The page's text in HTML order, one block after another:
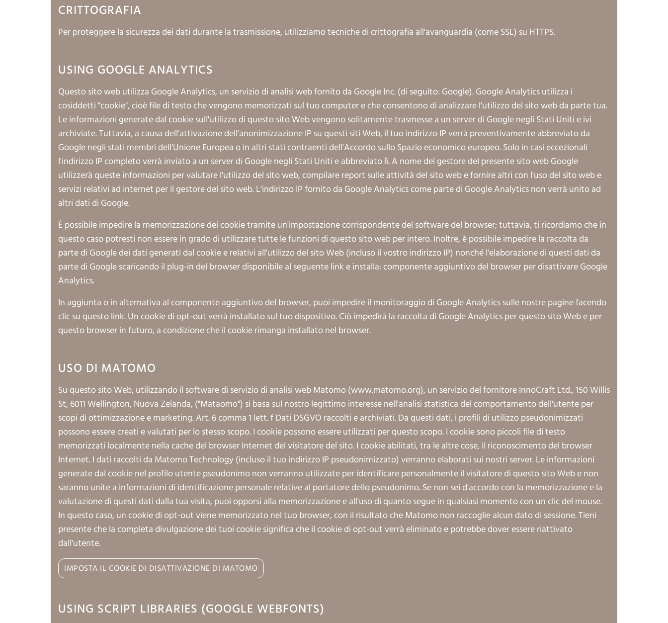
CRITTOGRAFIA
Per proteggere la sicurezza dei dati durante la trasmissione, utilizziamo tecniche di crittografia all'avanguardia (come SSL) su HTTPS.
USING GOOGLE ANALYTICS
Questo sito web utilizza Google Analytics, un servizio di analisi web fornito da Google Inc. (di seguito: Google). Google Analytics utilizza i
cosiddetti "cookie", cioè file di testo che vengono memorizzati sul tuo computer e che consentono di analizzare l'utilizzo del sito web da parte tua.
Le informazioni generate dal cookie sull'utilizzo di questo sito Web vengono solitamente trasmesse a un server di Google negli Stati Uniti e ivi
archiviate. Tuttavia, a causa dell'attivazione dell'anonimizzazione IP su questi siti Web, il tuo indirizzo IP verrà preventivamente abbreviato da
Google negli stati membri dell'Unione Europea o in altri stati contraenti dell'Accordo sullo Spazio economico europeo. Solo in casi eccezionali
l'indirizzo IP completo verrà inviato a un server di Google negli Stati Uniti e abbreviato lì. A nome del gestore del presente sito web Google
utilizzerà queste informazioni per valutare l'utilizzo del sito web, compilare report sulle attività del sito web e fornire altri con l'uso del sito web e
servizi relativi ad internet per il gestore del sito web. L'indirizzo IP fornito da Google Analytics come parte di Google Analytics non verrà unito ad
altri dati di Google.
È possibile impedire la memorizzazione dei cookie tramite un'impostazione corrispondente del software del browser; tuttavia, ti ricordiamo che in
questo caso potresti non essere in grado di utilizzare tutte le funzioni di questo sito web per intero. Inoltre, è possibile impedire la raccolta da
parte di Google dei dati generati dal cookie e relativi all'utilizzo del sito Web (incluso il vostro indirizzo IP) nonché l'elaborazione di questi dati da
parte di Google scaricando il plug-in del browser disponibile al seguente link e installa: componente aggiuntivo del browser per disattivare Google
Analytics.
In aggiunta o in alternativa al componente aggiuntivo del browser, puoi impedire il monitoraggio di Google Analytics sulle nostre pagine facendo
clic su questo link. Un cookie di opt-out verrà installato sul tuo dispositivo. Ciò impedirà la raccolta di Google Analytics per questo sito Web e per
questo browser in futuro, a condizione che il cookie rimanga installato nel browser.
USO DI MATOMO
Su questo sito Web, utilizzando il software di servizio di analisi web Matomo (www.matomo.org), un servizio del fornitore InnoCraft Ltd., 150 Willis
St, 6011 Wellington, Nuova Zelanda, ("Mataomo") si basa sul nostro legittimo interesse nell'analisi statistica del comportamento dell'utente per
scopi di ottimizzazione e marketing. Art. 6 comma 1 lett. f Dati DSGVO raccolti e archiviati. Da questi dati, i profili di utilizzo pseudonimizzati
possono essere creati e valutati per lo stesso scopo. I cookie possono essere utilizzati per questo scopo. I cookie sono piccoli file di testo
memorizzati localmente nella cache del browser Internet del visitatore del sito. I cookie abilitati, tra le altre cose, il riconoscimento del browser
Internet. I dati raccolti da Matomo Technology (incluso il tuo indirizzo IP pseudonimizzato) verranno elaborati sui nostri server. Le informazioni
generate dal cookie nel profilo utente pseudonimo non verranno utilizzate per identificare personalmente il visitatore di questo sito Web e non
saranno unite a informazioni di identificazione personale relative al portatore dello pseudonimo. Se non sei d'accordo con la memorizzazione e la
valutazione di questi dati dalla tua visita, puoi opporsi alla memorizzazione e all'uso di quanto segue in qualsiasi momento con un clic del mouse.
In questo caso, un cookie di opt-out viene memorizzato nel tuo browser, con il risultato che Matomo non raccoglie alcun dato di sessione. Tieni
presente che la completa divulgazione dei tuoi cookie significa che il cookie di opt-out verrà eliminato e potrebbe dover essere riattivato
dall'utente.
USING SCRIPT LIBRARIES (GOOGLE WEBFONTS)